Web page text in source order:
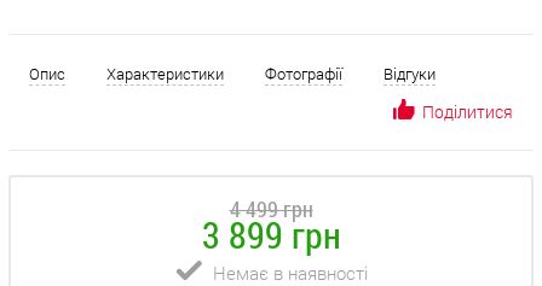
Опис Характеристики Фотографії Відгуки
Поділитися
4 499 грн
3 899 грн
Немає в наявності